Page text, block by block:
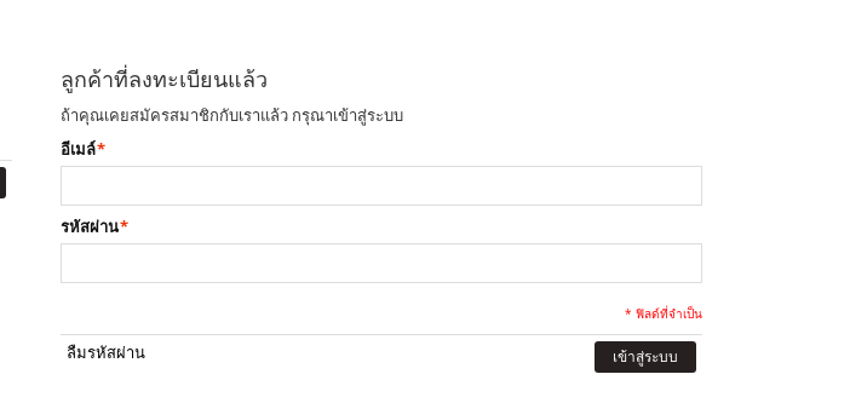
ลูกค้าที่ลงทะเบียนแล้ว
ถ้าคุณเคยสมัครสมาชิกกับเราแล้ว กรุณาเข้าสู่ระบบ
*
อีเมล์
*
รหัสผ่าน
* ฟิลด์ที่จำเป็น
ลืมรหัสผ่าน เข้าสู่ระบบ